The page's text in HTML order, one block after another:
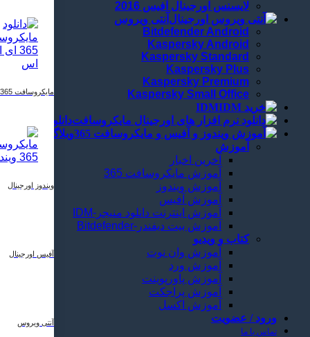
لایسنس اورجینال آفیس 2016
آنتی ویروس
Bitdefender Android
Kaspersky Android
Kaspersky Standard
Kaspersky Plus
Kaspersky Premium
Kaspersky Small Office
IDM
دانلود
وبلاگ
آموزش
آخرین اخبار
آموزش مایکروسافت 365
آموزش ویندوز
آموزش آفیس
آموزش اینترنت دانلود منیجر-IDM
آموزش بیت دیفندر-Bitdefender
کتاب و ویدیو
آموزش وان نوت
آموزش ورد
آموزش پاورپوینت
آموزش پراجکت
آموزش اکسل
ورود / عضویت
تماس با ما
مایکروسافت 365
ویندوز اورجینال
آفیس اورجینال
آنتی ویروس